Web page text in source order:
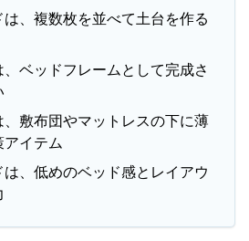
、複数枚を並べて土台を作る
ベッドフレームとして完成さ
敷布団やマットレスの下に薄
アイテム
、低めのベッド感とレイアウ